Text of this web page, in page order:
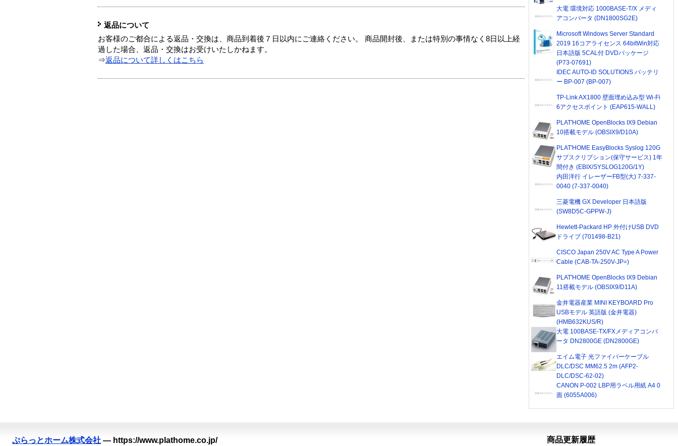
返品について
お客様のご都合による返品・交換は、商品到着後７日以内にご連絡ください。 商品開封後、または特別の事情なく8日以上経
過した場合、返品・交換はお受けいたしかねます。
⇒返品について詳しくはこちら
大電 環境対応 1000BASE-T/X メディ
アコンバータ (DN1800SG2E)
Microsoft Windows Server Standard
2019 16コアライセンス 64bitWin対応
日本語版 5CAL付 DVDパッケージ
(P73-07691)
IDEC AUTO-ID SOLUTIONS バッテリ
ー BP-007 (BP-007)
TP-Link AX1800 壁面埋め込み型 Wi-Fi
6アクセスポイント (EAP615-WALL)
PLAT'HOME OpenBlocks IX9 Debian
10搭載モデル (OBSIX9/D10A)
PLAT'HOME EasyBlocks Syslog 120G
サブスクリプション(保守サービス) 1年
間付き (EBIX/SYSLOG120G/1Y)
内田洋行 イレーザーFB型(大) 7-337-
0040 (7-337-0040)
三菱電機 GX Developer 日本語版
(SW8D5C-GPPW-J)
Hewlett-Packard HP 外付けUSB DVD
ドライブ (701498-B21)
CISCO Japan 250V AC Type A Power
Cable (CAB-TA-250V-JP=)
PLAT'HOME OpenBlocks IX9 Debian
11搭載モデル (OBSIX9/D11A)
金井電器産業 MINI KEYBOARD Pro
USBモデル 英語版 (金井電器)
(HMB632KUS/R)
大電 100BASE-TX/FXメディアコンバ
ータ DN2800GE (DN2800GE)
エイム電子 光ファイバーケーブル
DLC/DSC MM62.5 2m (AFP2-
DLC/DSC-62-02)
CANON P-002 LBP用ラベル用紙 A4 0
面 (6055A006)
ぷらっとホーム株式会社 — https://www.plathome.co.jp/
商品更新履歴